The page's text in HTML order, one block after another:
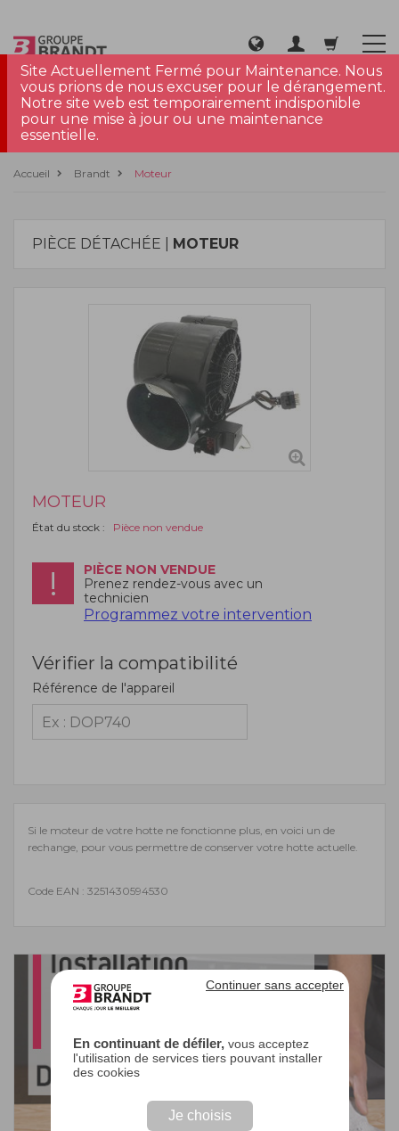
En continuant de défiler,vous acceptez
l'utilisation de services tiers pouvant installer
des cookies
Je choisis
Continuer sans accepter
Site Actuellement Fermé pour Maintenance. Nous
vous prions de nous excuser pour le dérangement.
Notre site web est temporairement indisponible
pour une mise à jour ou une maintenance
essentielle.
Accueil Brandt Moteur
PIÈCE DÉTACHÉE | MOTEUR
MOTEUR
État du stock : Pièce non vendue
PIÈCE NON VENDUE
Prenez rendez-vous avec un
technicien
Programmez votre intervention
Vérifier la compatibilité
Référence de l'appareil
Si le moteur de votre hotte ne fonctionne plus, en voici un de
rechange, pour vous permettre de conserver votre hotte actuelle.
Code EAN : 3251430594530